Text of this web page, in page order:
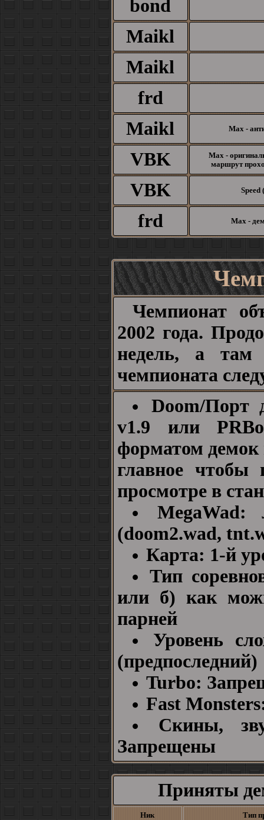
bond
Maikl
Maikl
frd
Maikl
Max -
VBK
Max -
маршрут
VBK Speed
frd Max -
Чемпионат
2002 года.
недель, а там
чемпионата
Doom/Порт
v1.9 или
форматом демок
главное чтобы
просмотре в
MegaWad:
(doom2.wad,
Карта: 1-й
Тип
или б) как
парней
Уровень
(предпоследний)
Turbo:
Fast
Скины,
Запрещены
Приняты
Ник Тип